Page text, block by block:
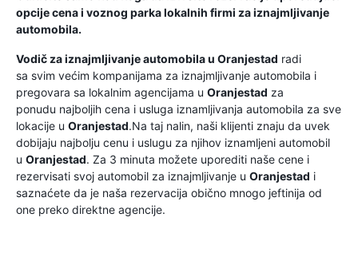
opcije cena i voznog parka lokalnih firmi za iznajmljivanje
automobila.
Vodič za iznajmljivanje automobila u Oranjestad radi
sa svim većim kompanijama za iznajmljivanje automobila i
pregovara sa lokalnim agencijama u Oranjestad za
ponudu najboljih cena i usluga iznamljivanja automobila za sve
lokacije u Oranjestad.Na taj nalin, naši klijenti znaju da uvek
dobijaju najbolju cenu i uslugu za njihov iznamljeni automobil
u Oranjestad. Za 3 minuta možete uporediti naše cene i
rezervisati svoj automobil za iznajmljivanje u Oranjestad i
saznaćete da je naša rezervacija obično mnogo jeftinija od
one preko direktne agencije.